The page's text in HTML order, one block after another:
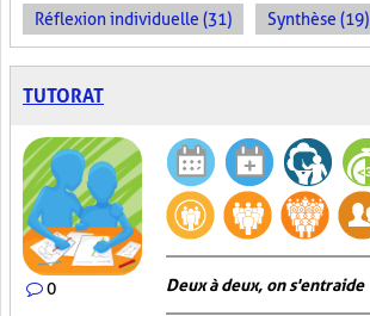
Réflexion individuelle (31) Synthèse (19)
TUTORAT
0 Deux à deux, on s'entraide